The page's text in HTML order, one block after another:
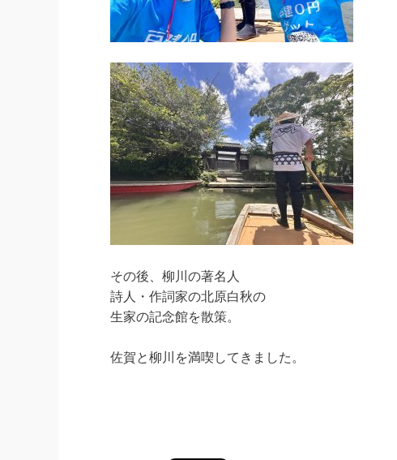
その後、柳川の著名人
詩人・作詞家の北原白秋の
生家の記念館を散策。
佐賀と柳川を満喫してきました。